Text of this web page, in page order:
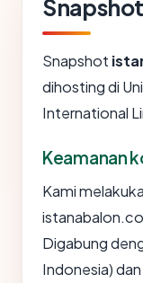
Snapshot
Snapshot
dihosting di
International
Keamanan
Kami
Digabung
Indonesia)